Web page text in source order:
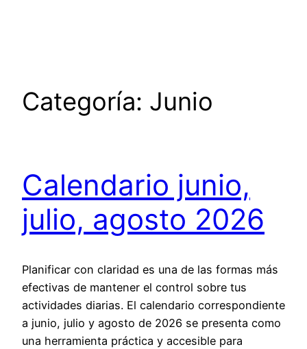
Categoría: Junio
Calendario junio,
julio, agosto 2026
Planificar con claridad es una de las formas más
efectivas de mantener el control sobre tus
actividades diarias. El calendario correspondiente
a junio, julio y agosto de 2026 se presenta como
una herramienta práctica y accesible para